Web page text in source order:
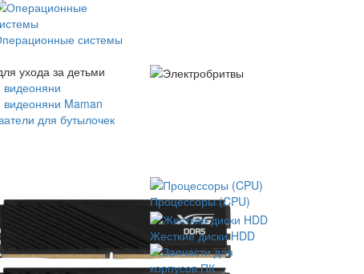
системы
ухода за детьми
Maman
для бутылочек
Процессоры (CPU)
Жесткие диски HDD